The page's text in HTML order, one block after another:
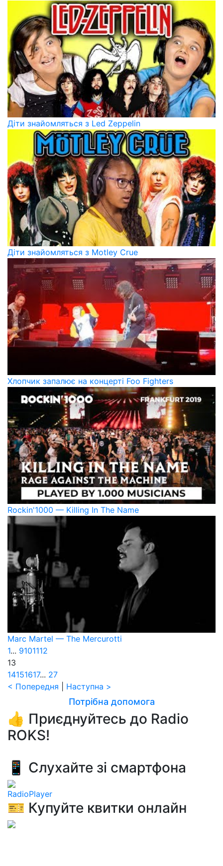
Діти знайомляться з Led Zeppelin
Діти знайомляться з Motley Crue
Хлопчик запалює на концерті Foo Fighters
Rockin'1000 — Killing In The Name
Marc Martel — The Mercurotti
1... 9101112
13
14151617... 27
< Попередня
Наступна >
Потрібна допомога
👍 Приєднуйтесь до Radio
ROKS!
📱 Слухайте зі смартфона
RadioPlayer
🎫 Купуйте квитки онлайн